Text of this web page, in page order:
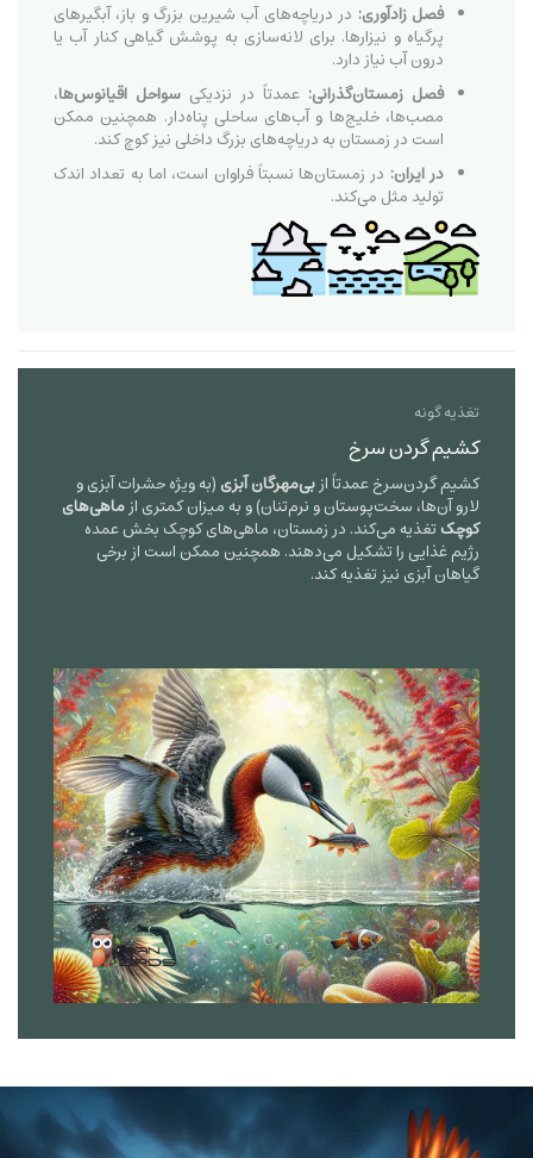
فصل زادآوری: در دریاچه‌های آب شیرین بزرگ و باز، آبگیرهای
پرگیاه و نیزارها. برای لانه‌سازی به پوشش گیاهی کنار آب یا
درون آب نیاز دارد.
فصل زمستان‌گذرانی: عمدتاً در نزدیکی سواحل اقیانوس‌ها،
مصب‌ها، خلیج‌ها و آب‌های ساحلی پناه‌دار. همچنین ممکن
است در زمستان به دریاچه‌های بزرگ داخلی نیز کوچ کند.
در ایران: در زمستان‌ها نسبتاً فراوان است، اما به تعداد اندک
تولید مثل می‌کند.
تغذیه گونه
کشیم گردن سرخ
کشیم گردن‌سرخ عمدتاً ازبی‌مهرگان آبزی (به ویژه حشرات آبزی و
لارو آن‌ها، سخت‌پوستان و نرم‌تنان) و به میزان کمتری ازماهی‌های
کوچکتغذیه می‌کند. در زمستان، ماهی‌های کوچک بخش عمده
رژیم غذایی را تشکیل می‌دهند. همچنین ممکن است از برخی
گیاهان آبزی نیز تغذیه کند.